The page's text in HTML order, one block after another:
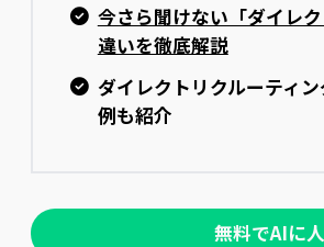
今さら聞けない「ダイレ
違いを徹底解説
ダイレクトリクルーティ
例も紹介
無料でAIに